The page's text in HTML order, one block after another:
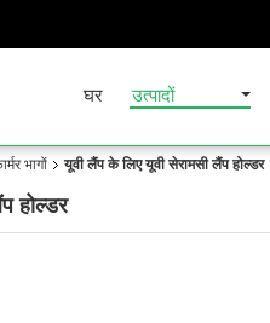
घर उत्पादों
भागों यूवी लैंप के लिए यूवी सेरामसी लैंप होल्डर
होल्डर